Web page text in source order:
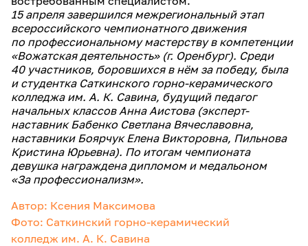
15 апреля завершился межрегиональный этап
всероссийского чемпионатного движения
по профессиональному мастерству в компетенции
«Вожатская деятельность» (г. Оренбург). Среди
40 участников, боровшихся в нём за победу, была
и студентка Саткинского горно-керамического
колледжа им. А. К. Савина, будущий педагог
начальных классов Анна Аистова (эксперт-
наставник Бабенко Светлана Вячеславовна,
наставники Боярчук Елена Викторовна, Пильнова
Кристина Юрьевна). По итогам чемпионата
девушка награждена дипломом и медальоном
«За профессионализм».
Автор: Ксения Максимова
Фото: Саткинский горно-керамический
колледж им. А. К. Савина